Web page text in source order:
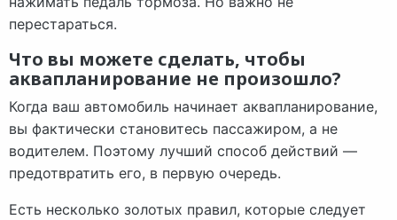
перестараться.
Что вы можете сделать, чтобы
аквапланирование не произошло?
Когда ваш автомобиль начинает аквапланирование,
вы фактически становитесь пассажиром, а не
водителем. Поэтому лучший способ действий —
предотвратить его, в первую очередь.
Есть несколько золотых правил, которые следует